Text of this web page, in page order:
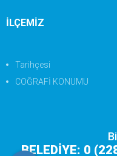
İLÇEMİZ
Tarihçesi
COĞRAFİ KONUMU
BELEDİYE: 0